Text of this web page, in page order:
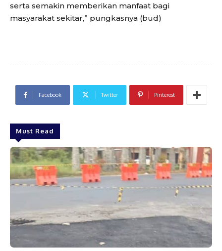
serta semakin memberikan manfaat bagi
masyarakat sekitar,” pungkasnya (bud)
Facebook Twitter Pinterest
Must Read